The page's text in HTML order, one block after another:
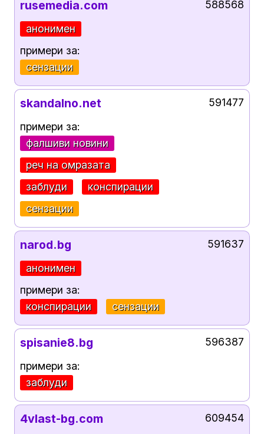
rusemedia.com
анонимен
примери за:
сензации
588568
skandalno.net
примери за:
фалшиви новини
реч на омразата
заблуди
конспирации
сензации
591477
narod.bg
анонимен
примери за:
конспирации
сензации
591637
spisanie8.bg
примери за:
заблуди
596387
4vlast-bg.com 609454